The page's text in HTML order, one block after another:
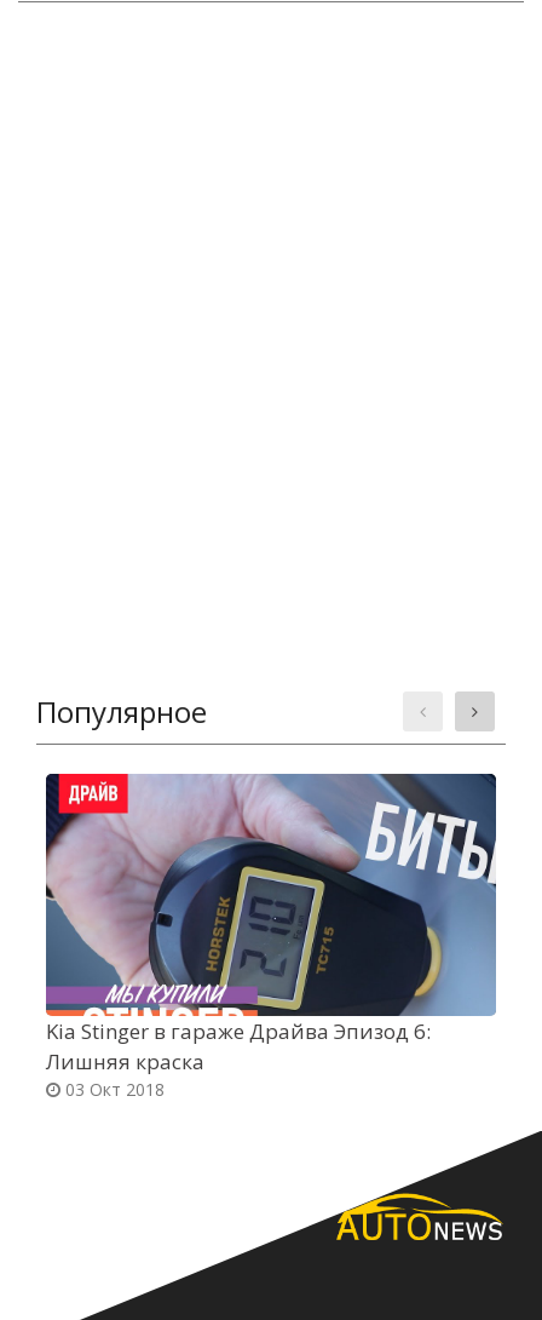
Популярное
Kia Stinger в гараже Драйва Эпизод 6:
Лишняя краска
03 Окт 2018